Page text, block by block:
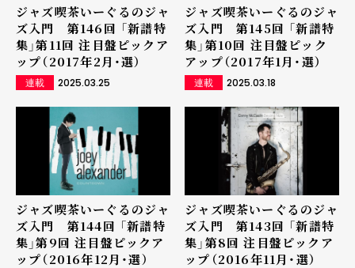
ジャズ喫茶いーぐるのジャ
ズ入門 第146回 「新譜特
集」第11回 注目盤ピックア
ップ（2017年2月・選）
連載 2025.03.25
ジャズ喫茶いーぐるのジャ
ズ入門 第145回 「新譜特
集」第10回 注目盤ピック
アップ（2017年1月・選）
連載 2025.03.18
ジャズ喫茶いーぐるのジャ
ズ入門 第144回 「新譜特
集」第9回 注目盤ピックア
ップ（2016年12月・選）
ジャズ喫茶いーぐるのジャ
ズ入門 第143回 「新譜特
集」第8回 注目盤ピックア
ップ（2016年11月・選）